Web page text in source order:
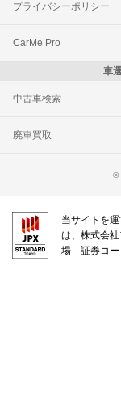
プライバシーポリシー
CarMe Pro
車
中古車検索
廃車買取
©
当サイトを
は、株式会
場 証券コー